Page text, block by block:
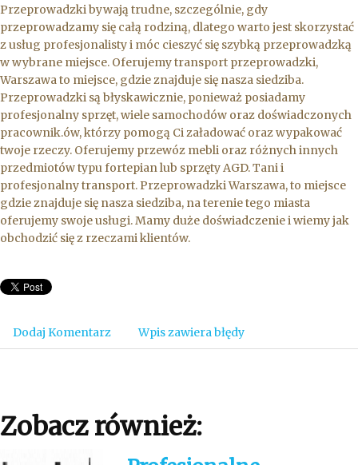
Przeprowadzki bywają trudne, szczególnie, gdy
przeprowadzamy się całą rodziną, dlatego warto jest skorzystać
z usług profesjonalisty i móc cieszyć się szybką przeprowadzką
w wybrane miejsce. Oferujemy transport przeprowadzki,
Warszawa to miejsce, gdzie znajduje się nasza siedziba.
Przeprowadzki są błyskawicznie, ponieważ posiadamy
profesjonalny sprzęt, wiele samochodów oraz doświadczonych
pracownik.ów, którzy pomogą Ci załadować oraz wypakować
twoje rzeczy. Oferujemy przewóz mebli oraz różnych innych
przedmiotów typu fortepian lub sprzęty AGD. Tani i
profesjonalny transport. Przeprowadzki Warszawa, to miejsce
gdzie znajduje się nasza siedziba, na terenie tego miasta
oferujemy swoje usługi. Mamy duże doświadczenie i wiemy jak
obchodzić się z rzeczami klientów.
Dodaj Komentarz Wpis zawiera błędy
Zobacz również: